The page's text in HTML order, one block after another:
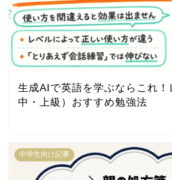
生成AIで英語を学ぶならこれ！
中・上級）おすすめ勉強法
中学生向け記事